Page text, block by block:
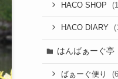
HACO SHOP
HACO DIARY
はんばぁーぐ亭
ばぁーぐ便り